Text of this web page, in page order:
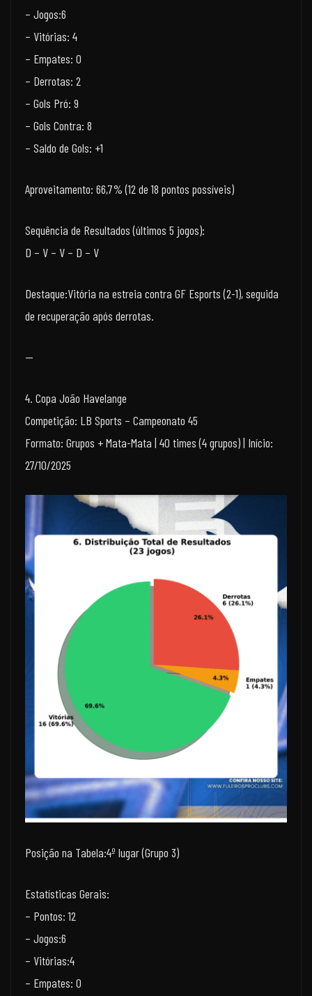
– Jogos:6
– Vitórias: 4
– Empates: 0
– Derrotas: 2
– Gols Pró: 9
– Gols Contra: 8
– Saldo de Gols: +1
Aproveitamento: 66,7% (12 de 18 pontos possíveis)
Sequência de Resultados (últimos 5 jogos):
D – V – V – D – V
Destaque:Vitória na estreia contra GF Esports (2-1), seguida
de recuperação após derrotas.
—
4. Copa João Havelange
Competição: LB Sports – Campeonato 45
Formato: Grupos + Mata-Mata | 40 times (4 grupos) | Início:
27/10/2025
Posição na Tabela:4º lugar (Grupo 3)
Estatísticas Gerais:
– Pontos: 12
– Jogos:6
– Vitórias:4
– Empates: 0